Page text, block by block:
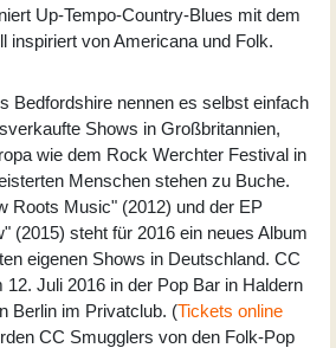
Up-Tempo-Country-Blues mit dem
inspiriert von Americana und Folk.
Bedfordshire nennen es selbst einfach
Shows in Großbritannien,
wie dem Rock Werchter Festival in
Menschen stehen zu Buche.
Roots Music" (2012) und der EP
(2015) steht für 2016 ein neues Album
eigenen Shows in Deutschland. CC
Juli 2016 in der Pop Bar in Haldern
Berlin im Privatclub. (Tickets online
CC Smugglers von den Folk-Pop